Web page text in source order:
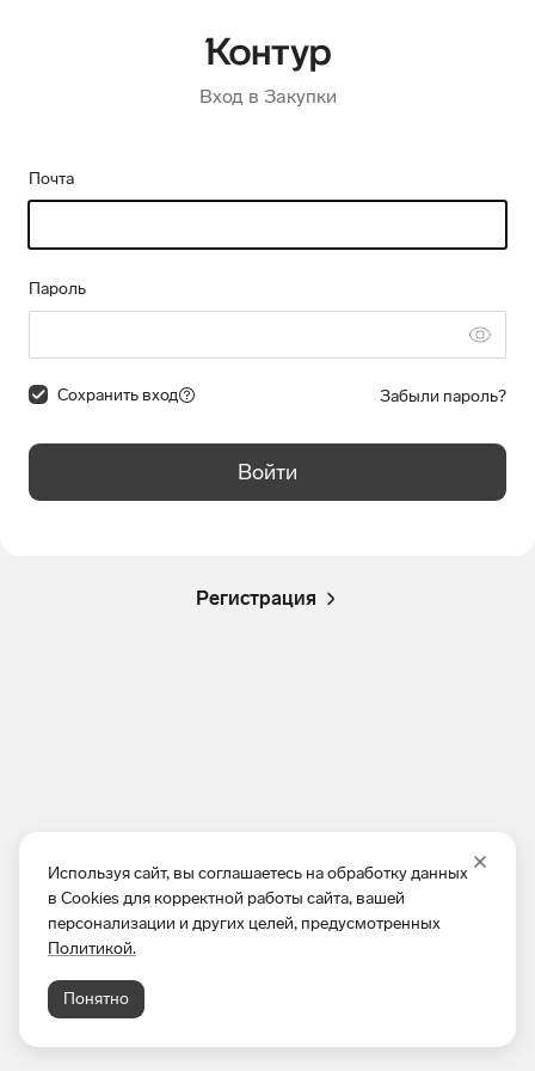
Используя сайт, вы соглашаетесь на обработку данных
в Cookies для корректной работы сайта, вашей
персонализации и других целей, предусмотренных
Политикой.
Понятно
Вход в Закупки
Почта
Пароль
Сохранить вход Забыли пароль?
Войти
Регистрация